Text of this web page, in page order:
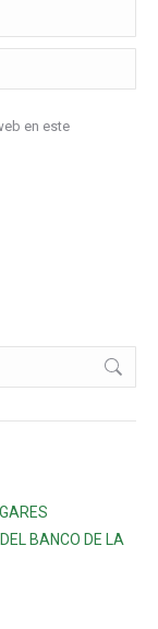
en este
BANCO DE LA